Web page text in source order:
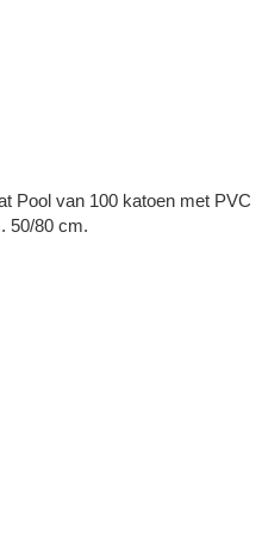
Pool van 100 katoen met PVC
50/80 cm.